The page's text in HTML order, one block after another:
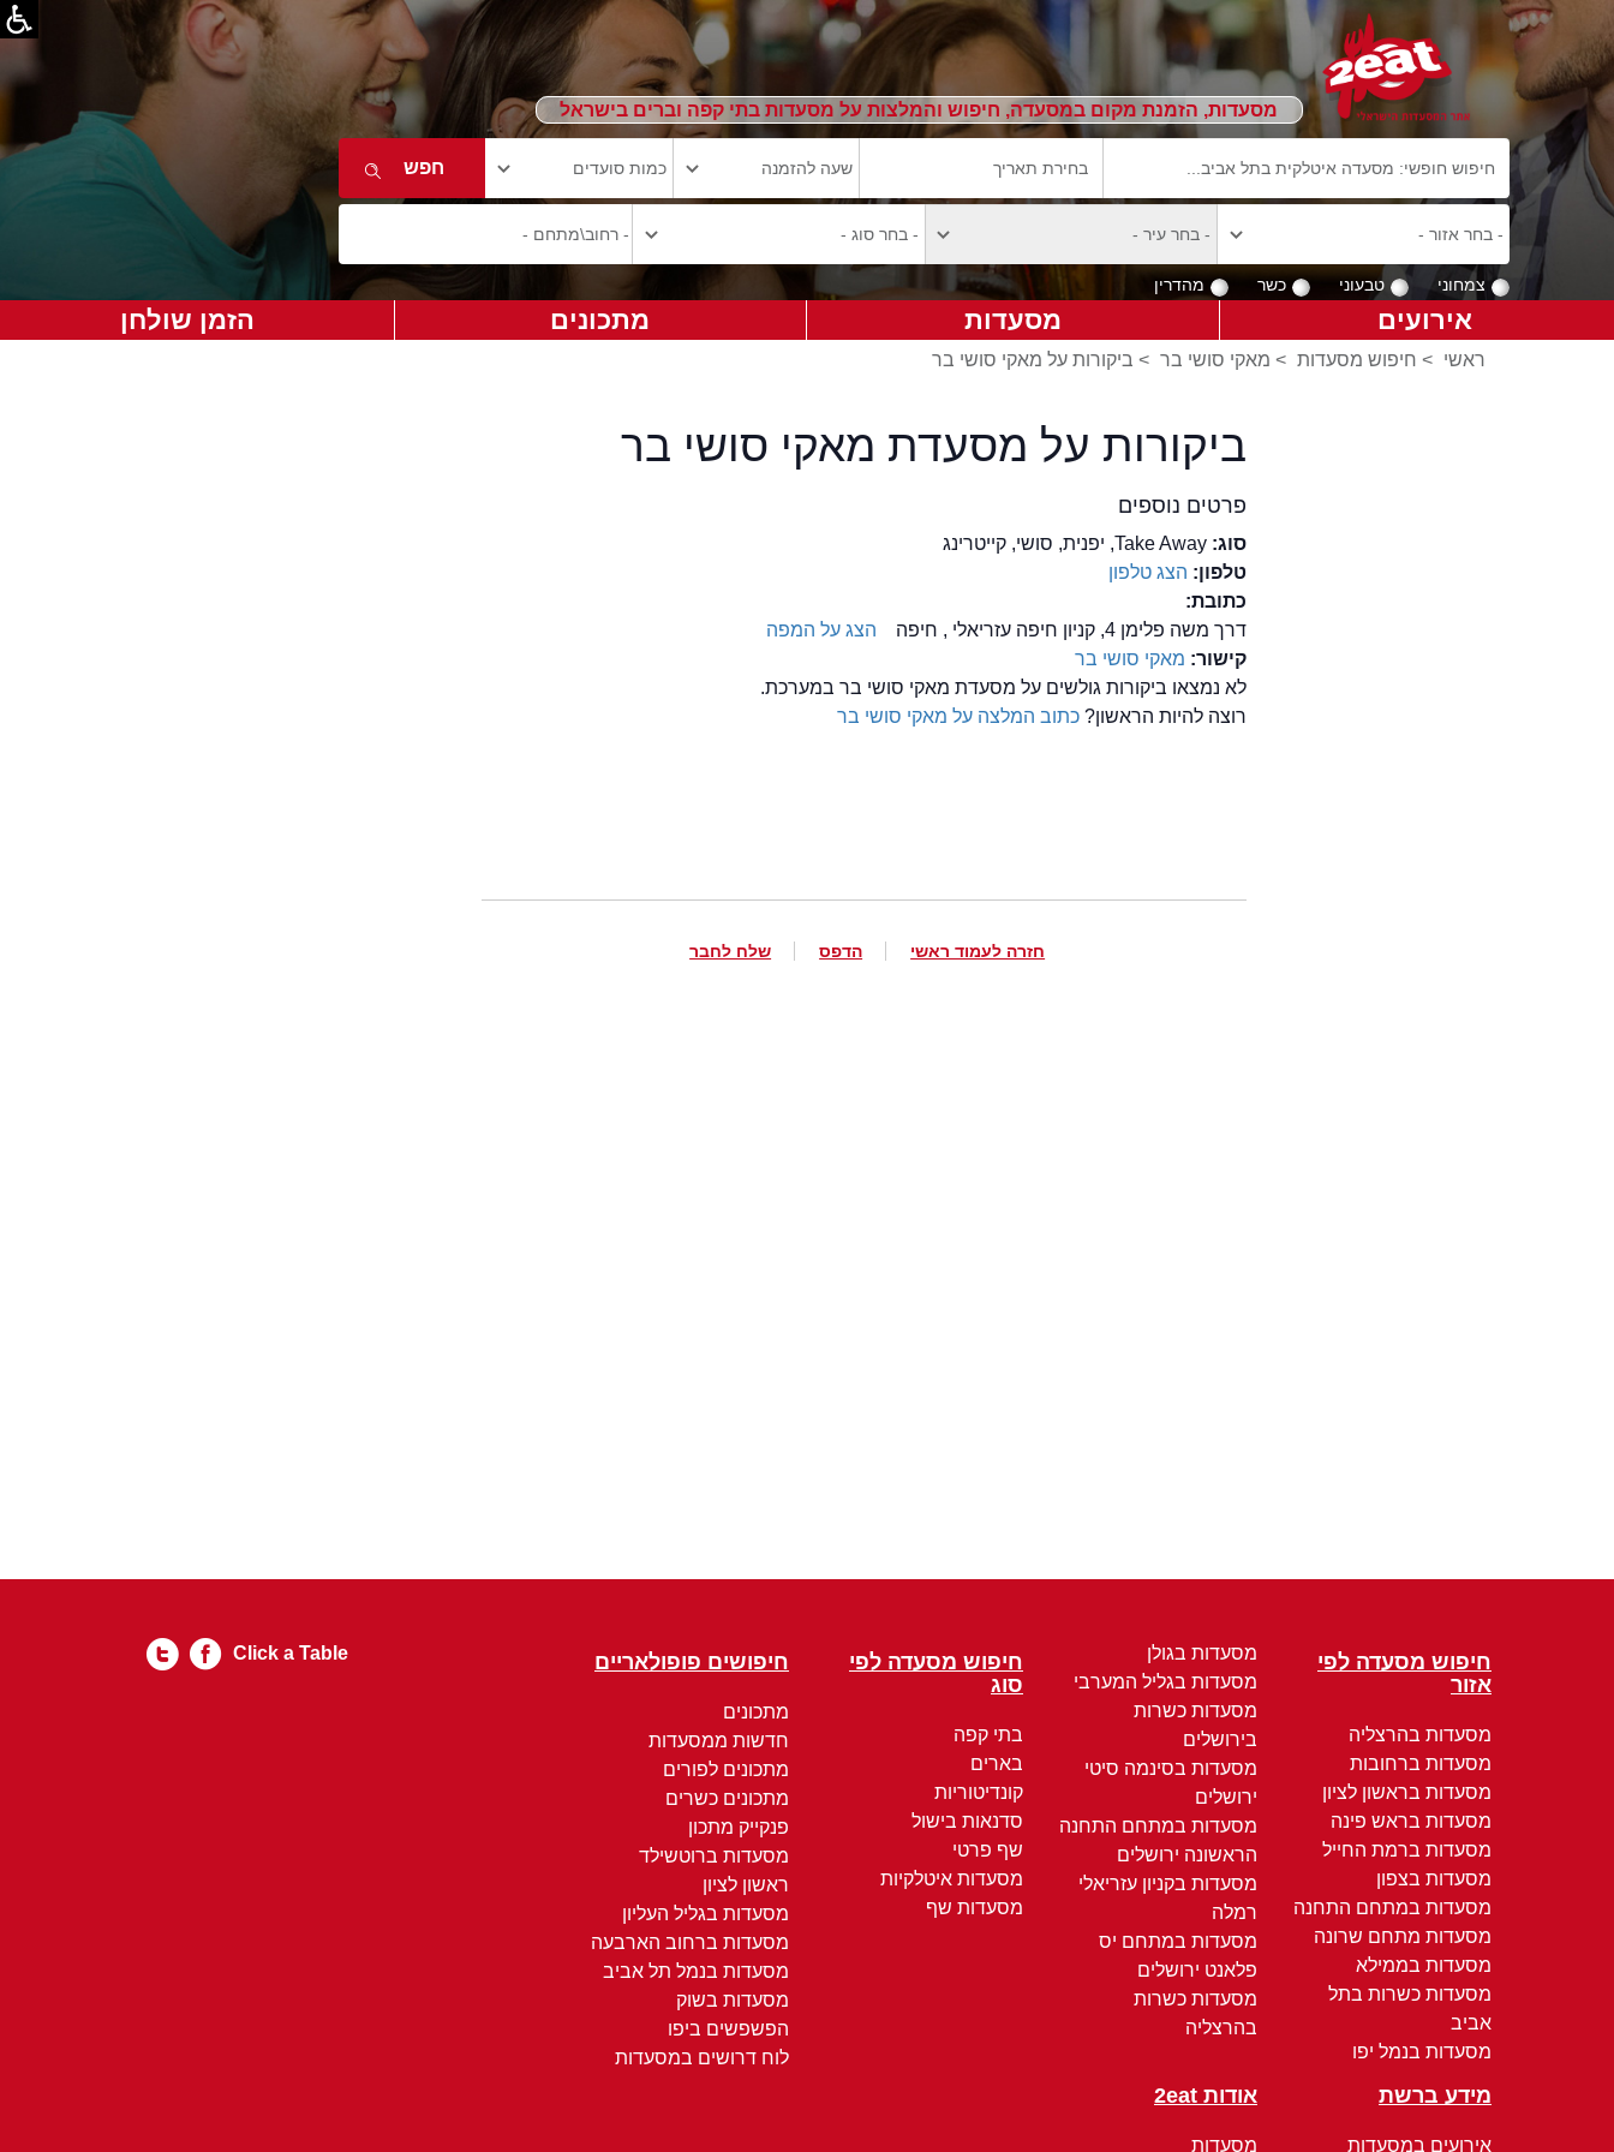
מסעדות, הזמנת מקום במסעדה, חיפוש והמלצות על מסעדות בתי קפה וברים בישראל
צמחוני טבעוני כשר מהדרין
אירועים מסעדות מתכונים הזמן שולחן
ראשי > חיפוש מסעדות > מאקי סושי בר > ביקורות על מאקי סושי בר
ביקורות על מסעדת מאקי סושי בר
פרטים נוספים
סוג:Take Away, יפנית, סושי, קייטרינג
טלפון: הצג טלפון
כתובת:
דרך משה פלימן 4, קניון חיפה עזריאלי , חיפה
הצג על המפה
קישור: מאקי סושי בר
לא נמצאו ביקורות גולשים על מסעדת מאקי סושי בר במערכת.
רוצה להיות הראשון?כתוב המלצה על מאקי סושי בר
חזרה לעמוד ראשי הדפס שלח לחבר
חיפוש מסעדה לפי
אזור
מסעדות בהרצליה
מסעדות ברחובות
מסעדות בראשון לציון
מסעדות בראש פינה
מסעדות ברמת החייל
מסעדות בצפון
מסעדות במתחם התחנה
מסעדות מתחם שרונה
מסעדות בממילא
מסעדות כשרות בתל
אביב
מסעדות בנמל יפו
מסעדות בגולן
מסעדות בגליל המערבי
מסעדות כשרות
בירושלים
מסעדות בסינמה סיטי
ירושלים
מסעדות במתחם התחנה
הראשונה ירושלים
מסעדות בקניון עזריאלי
רמלה
מסעדות במתחם יס
פלאנט ירושלים
מסעדות כשרות
בהרצליה
חיפוש מסעדה לפי
סוג
בתי קפה
בארים
קונדיטוריות
סדנאות בישול
שף פרטי
מסעדות איטלקיות
מסעדות שף
חיפושים פופולאריים
מתכונים
חדשות ממסעדות
מתכונים לפורים
מתכונים כשרים
פנקייק מתכון
מסעדות ברוטשילד
ראשון לציון
מסעדות בגליל העליון
מסעדות ברחוב הארבעה
מסעדות בנמל תל אביב
מסעדות בשוק
הפשפשים ביפו
לוח דרושים במסעדות
מידע ברשת
אירועים במסעדות
אודות 2eat
מסעדות
Click a Table